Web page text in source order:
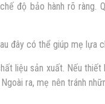
độ bảo hành rõ ràng.
đây có thể giúp mẹ lựa
liệu sản xuất. Nếu
ra, mẹ nên tránh